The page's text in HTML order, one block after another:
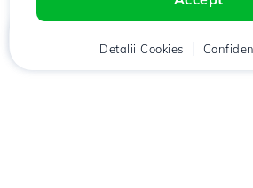
Detalii Cookies
Client Coș